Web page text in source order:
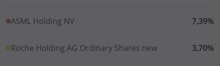
ASML Holding NV 7,39%
Roche Holding AG Ordinary Shares new 3,70%